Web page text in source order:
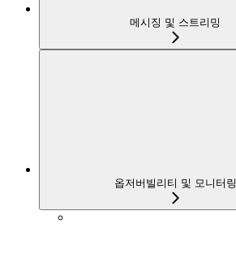
메시징 및 스트리밍
옵저버빌리티 및 모니터링